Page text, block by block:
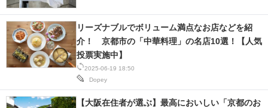
2025-06-19 18:50
Dopey
リーズナブルでボリューム満点なお店などを紹
介！ 京都市の「中華料理」の名店10選！【人気
投票実施中】
【大阪在住者が選ぶ】最高においしい「京都のお